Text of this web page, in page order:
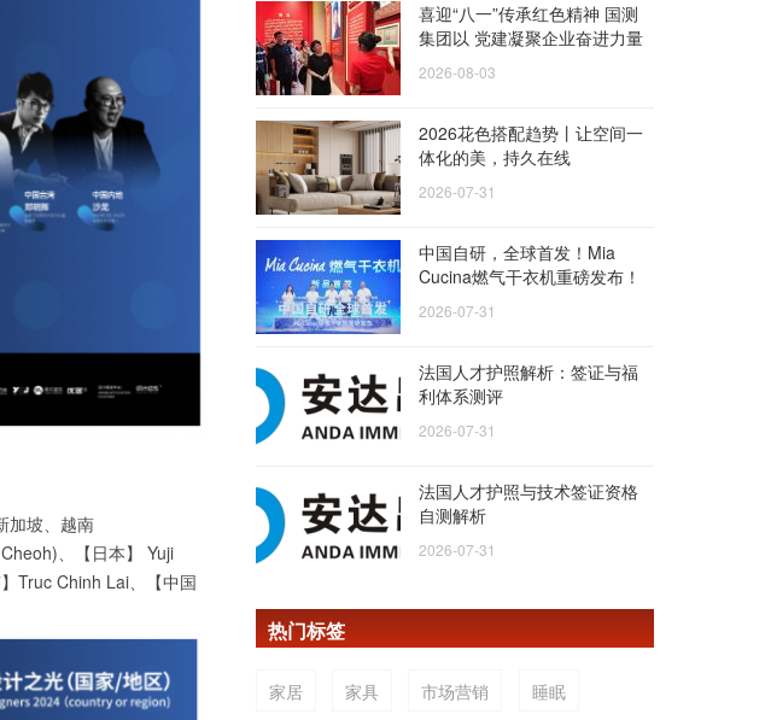
加坡、越南
、【日本】 Yuji
Truc Chinh Lai、【中国
喜迎“八一”传承红色精神 国测
集团以 党建凝聚企业奋进力量
2026-08-03
2026花色搭配趋势丨让空间一
体化的美，持久在线
2026-07-31
中国自研，全球首发！Mia
Cucina燃气干衣机重磅发布！
2026-07-31
法国人才护照解析：签证与福
利体系测评
2026-07-31
法国人才护照与技术签证资格
自测解析
2026-07-31
热门标签
家居 家具 市场营销 睡眠